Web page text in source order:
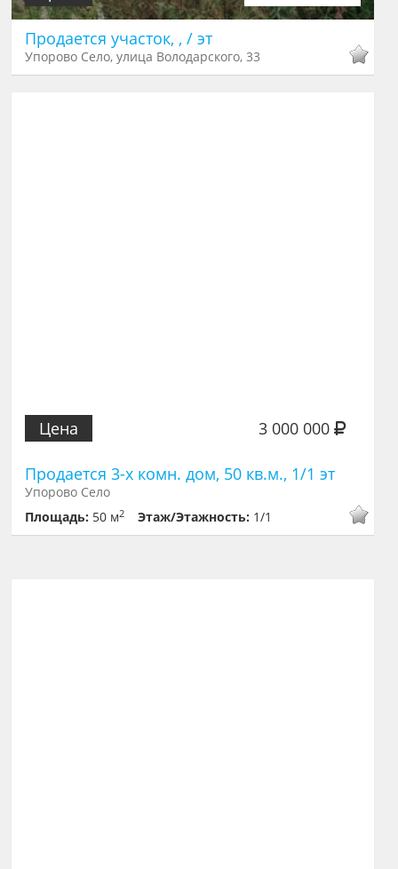
Продается участок, , / эт
Упорово Село, улица Володарского, 33
3 000 000
Цена
Продается 3-х комн. дом, 50 кв.м., 1/1 эт
Упорово Село
Площадь: 50 м2 Этаж/Этажность: 1/1